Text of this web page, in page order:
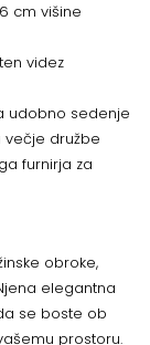
cm višine
videz
udobno sedenje
družbe
furnirja za
obroke,
elegantna
se boste ob
prostoru.